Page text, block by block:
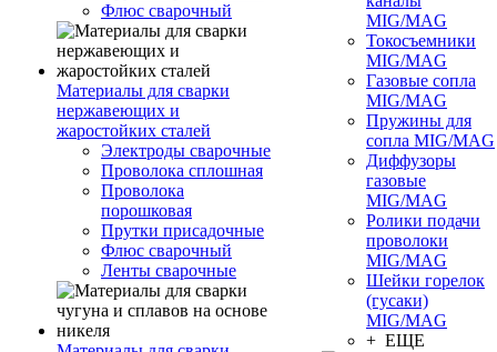
Флюс сварочный
Материалы для сварки
нержавеющих и
жаростойких сталей
Электроды сварочные
Проволока сплошная
Проволока
порошковая
Прутки присадочные
Флюс сварочный
Ленты сварочные
MIG/MAG
Токосъемники
MIG/MAG
Газовые сопла
MIG/MAG
Пружины для
сопла MIG/MAG
Диффузоры
газовые
MIG/MAG
Ролики подачи
проволоки
MIG/MAG
Шейки горелок
(гусаки)
MIG/MAG
+ ЕЩЕ